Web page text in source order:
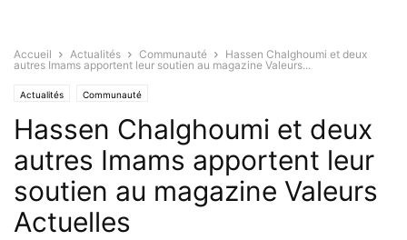
Accueil Actualités Communauté
Hassen Chalghoumi et deux
autres Imams apportent leur soutien au magazine Valeurs...
Actualités Communauté
Hassen Chalghoumi et deux
autres Imams apportent leur
soutien au magazine Valeurs
Actuelles